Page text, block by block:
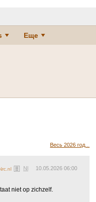
Еще
Весь 2026 год...
10.05.2026 06:00
Nl
niet op zichzelf.